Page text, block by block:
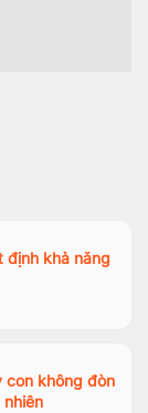
định khả năng
con không đòn